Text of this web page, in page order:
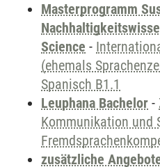
Masterprogramm
Science -
(ehemals
Spanisch B1.1
Leuphana Bachelor -
Kommunikation und
zusätzliche